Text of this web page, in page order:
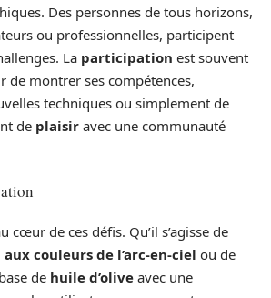
Des personnes de tous horizons,
ou professionnelles, participent
La participation est souvent
de montrer ses compétences,
techniques ou simplement de
de plaisir avec une communauté
cœur de ces défis. Qu’il s’agisse de
couleurs de l’arc-en-ciel ou de
de huile d’olive avec une